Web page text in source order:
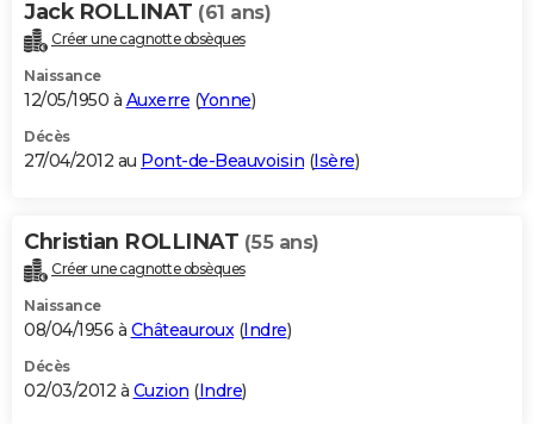
Jack ROLLINAT (61 ans)
Créer une cagnotte obsèques
Naissance
12/05/1950 à Auxerre (Yonne)
Décès
27/04/2012 au Pont-de-Beauvoisin (Isère)
Christian ROLLINAT (55 ans)
Créer une cagnotte obsèques
Naissance
08/04/1956 à Châteauroux(Indre)
Décès
02/03/2012 à Cuzion (Indre)